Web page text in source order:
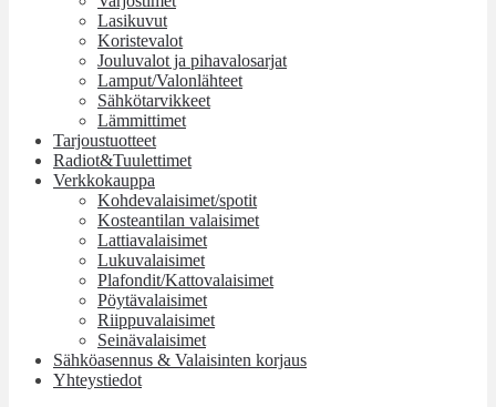
Lasikuvut
Koristevalot
Jouluvalot ja pihavalosarjat
Lamput/Valonlähteet
Sähkötarvikkeet
Lämmittimet
Tarjoustuotteet
Radiot&Tuulettimet
Verkkokauppa
Kohdevalaisimet/spotit
Kosteantilan valaisimet
Lattiavalaisimet
Lukuvalaisimet
Plafondit/Kattovalaisimet
Pöytävalaisimet
Riippuvalaisimet
Seinävalaisimet
Sähköasennus & Valaisinten korjaus
Yhteystiedot